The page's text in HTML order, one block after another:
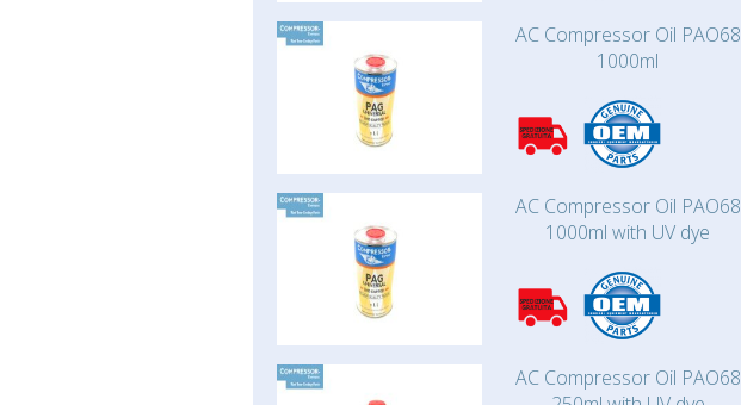
AC Compressor Oil PAO68
1000ml
AC Compressor Oil PAO68
1000ml with UV dye
AC Compressor Oil PAO68